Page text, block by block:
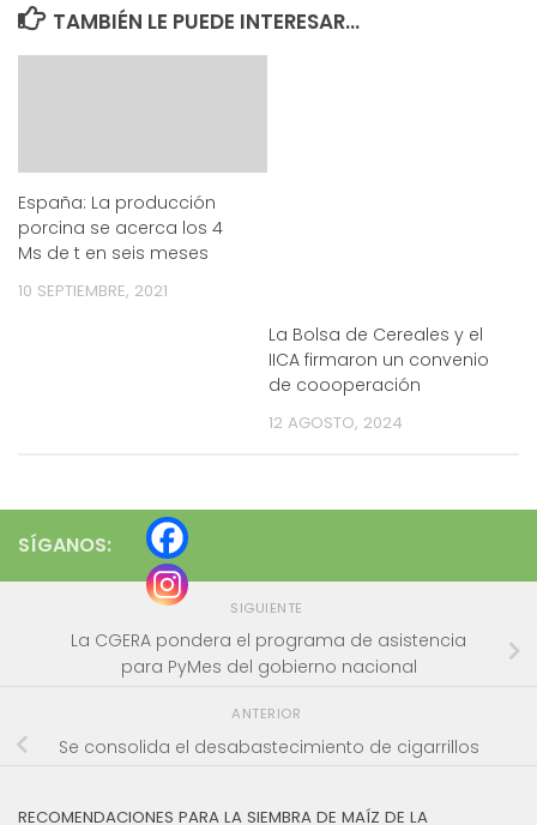
TAMBIÉN LE PUEDE INTERESAR...
España: La producción
porcina se acerca los 4
Ms de t en seis meses
10 SEPTIEMBRE, 2021
La Bolsa de Cereales y el
IICA firmaron un convenio
de coooperación
12 AGOSTO, 2024
SÍGANOS:
SIGUIENTE
La CGERA pondera el programa de asistencia
para PyMes del gobierno nacional
ANTERIOR
Se consolida el desabastecimiento de cigarrillos
RECOMENDACIONES PARA LA SIEMBRA DE MAÍZ DE LA